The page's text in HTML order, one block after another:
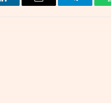
LinkedIn Email Telegram